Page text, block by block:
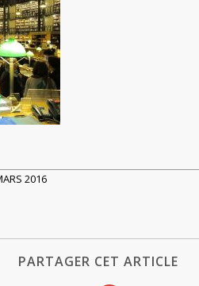
2016
PARTAGER CET ARTICLE